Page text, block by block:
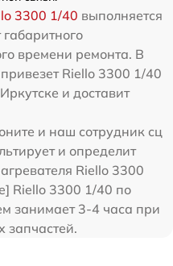
3300 1/40 выполняется
времени ремонта. В
Riello 3300 1/40
и доставит
и наш сотрудник сц
и определит
Riello 3300
Riello 3300 1/40 по
занимает 3-4 часа при
запчастей.